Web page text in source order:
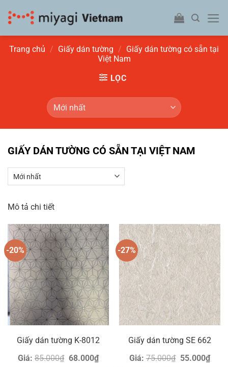
qua
dung
Trang chủ / Giấy dán tường / Giấy dán tường có sẵn tại
Việt Nam
LỌC
GIẤY DÁN TƯỜNG CÓ SẴN TẠI VIỆT NAM
Mô tả chi tiết
-20%
Giấy dán tường K-8012
Giá: 85.000₫ Giá
68.000₫Giá
-27%
Giấy dán tường SE 662
Giá: 75.000₫ Giá
55.000₫Giá